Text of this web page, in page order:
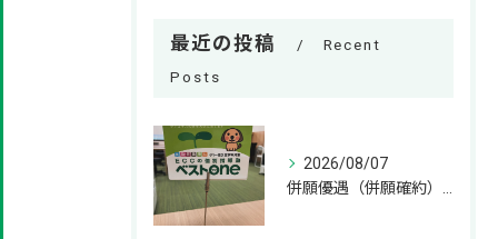
最近の投稿
Recent
Posts
2026/08/07